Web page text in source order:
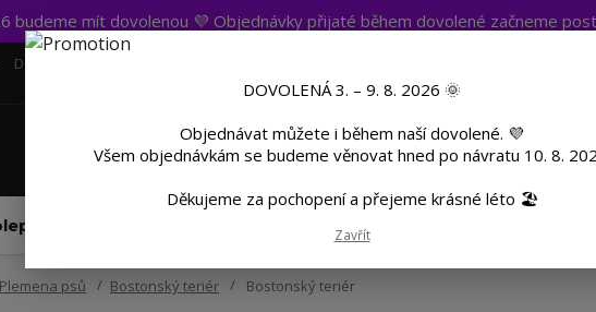
budeme mít dovolenou 💜 Objednávky přijaté během dovolené začneme
Doprava a platba
Hledat
+420
UV DTF
Plemena psů Bostonský teriér Bostonský teriér
DOVOLENÁ 3. – 9. 8. 2026 🌞
Objednávat můžete i během naší dovolené. 💜
Všem objednávkám se budeme věnovat hned po návratu 10. 8.
Děkujeme za pochopení a přejeme krásné léto 🏖️
Zavřít